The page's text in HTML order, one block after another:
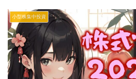
小型株集中投資